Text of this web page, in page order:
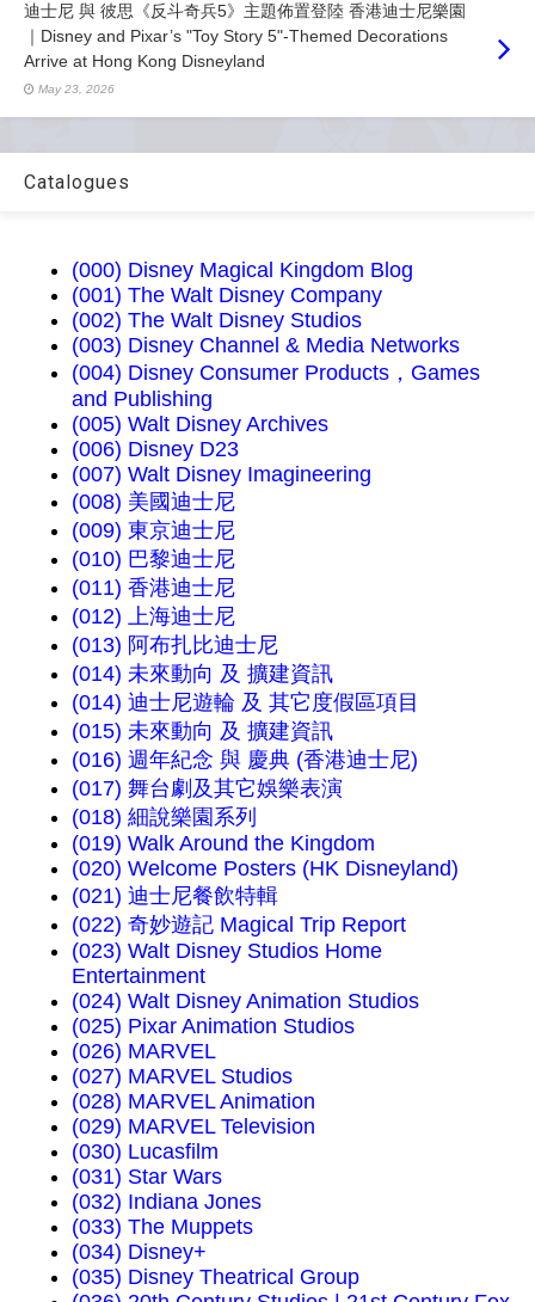
迪士尼 與 彼思《反斗奇兵5》主題佈置登陸 香港迪士尼樂園
｜Disney and Pixar’s "Toy Story 5"-Themed Decorations
Arrive at Hong Kong Disneyland
May 23, 2026
Catalogues
(000) Disney Magical Kingdom Blog
(001) The Walt Disney Company
(002) The Walt Disney Studios
(003) Disney Channel & Media Networks
(004) Disney Consumer Products，Games
and Publishing
(005) Walt Disney Archives
(006) Disney D23
(007) Walt Disney Imagineering
(008) 美國迪士尼
(009) 東京迪士尼
(010) 巴黎迪士尼
(011) 香港迪士尼
(012) 上海迪士尼
(013) 阿布扎比迪士尼
(014) 未來動向 及 擴建資訊
(014) 迪士尼遊輪 及 其它度假區項目
(015) 未來動向 及 擴建資訊
(016) 週年紀念 與 慶典 (香港迪士尼)
(017) 舞台劇及其它娛樂表演
(018) 細說樂園系列
(019) Walk Around the Kingdom
(020) Welcome Posters (HK Disneyland)
(021) 迪士尼餐飲特輯
(022) 奇妙遊記 Magical Trip Report
(023) Walt Disney Studios Home
Entertainment
(024) Walt Disney Animation Studios
(025) Pixar Animation Studios
(026) MARVEL
(027) MARVEL Studios
(028) MARVEL Animation
(029) MARVEL Television
(030) Lucasfilm
(031) Star Wars
(032) Indiana Jones
(033) The Muppets
(034) Disney+
(035) Disney Theatrical Group